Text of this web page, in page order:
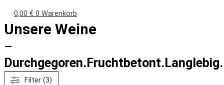
0,00 € 0 Warenkorb
Unsere Weine
–
Filter (3)